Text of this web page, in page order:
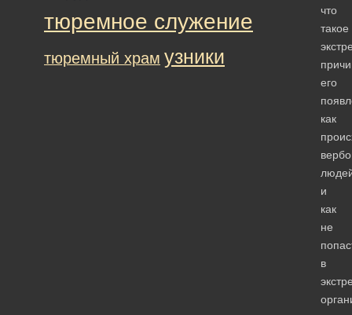
что
такое
его
как
и
как
не
в
тюремное служение
тюремный храм узники